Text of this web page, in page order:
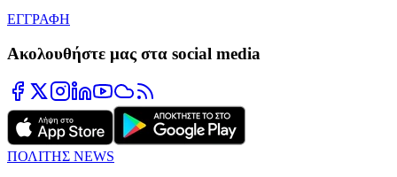
ΕΓΓΡΑΦΗ
Ακολουθήστε μας στα social media
ΠΟΛΙΤΗΣ NEWS